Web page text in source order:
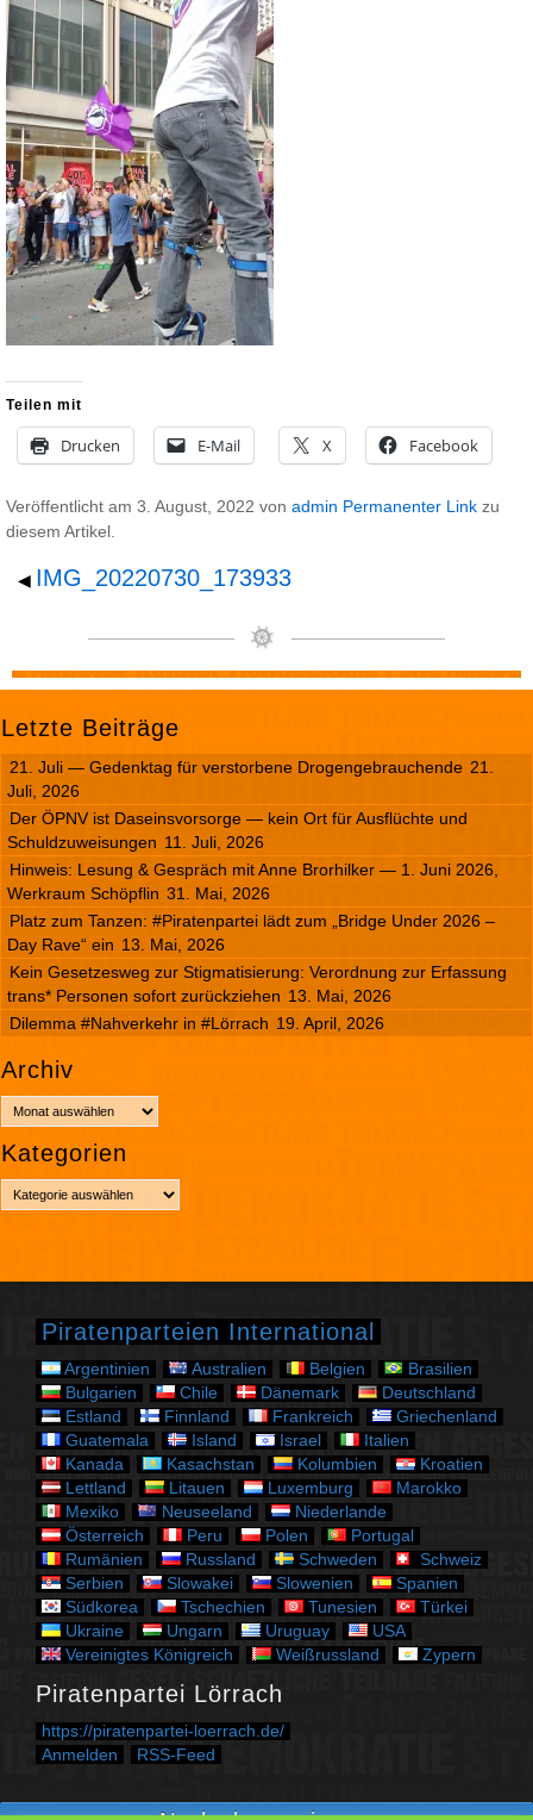
Teilen mit
Drucken E-Mail X Facebook
Veröffentlicht am 3. August, 2022 von admin Permanenter Link zu
diesem Artikel.
◀ IMG_20220730_173933
Letzte Beiträge
21. Juli — Gedenktag für verstorbene Drogengebrauchende 21.
Juli, 2026
Der ÖPNV ist Daseinsvorsorge — kein Ort für Ausflüchte und
Schuldzuweisungen 11. Juli, 2026
Hinweis: Lesung & Gespräch mit Anne Brorhilker — 1. Juni 2026,
Werkraum Schöpflin 31. Mai, 2026
Platz zum Tanzen: #Piratenpartei lädt zum „Bridge Under 2026 –
Day Rave“ ein 13. Mai, 2026
Kein Gesetzesweg zur Stigmatisierung: Verordnung zur Erfassung
trans* Personen sofort zurückziehen 13. Mai, 2026
Dilemma #Nahverkehr in #Lörrach 19. April, 2026
Archiv
r
c
Kategorien
a
g
Piratenparteien International
Argentinien Australien Belgien
Brasilien
Bulgarien
Chile Dänemark
Deutschland
Estland
Finnland Frankreich
Griechenland
Guatemala
Island Israel
Italien
Kanada
Kasachstan Kolumbien
Kroatien
Lettland
Litauen Luxemburg
Marokko
Mexiko
Neuseeland
Niederlande
Österreich
Peru Polen
Portugal
Rumänien
Russland Schweden
Schweiz
Serbien
Slowakei Slowenien
Spanien
Südkorea
Tschechien Tunesien
Türkei
Ukraine
Ungarn Uruguay
USA
Vereinigtes Königreich
Weißrussland Zypern
Piratenpartei Lörrach
https://piratenpartei-loerrach.de/
Anmelden RSS-Feed